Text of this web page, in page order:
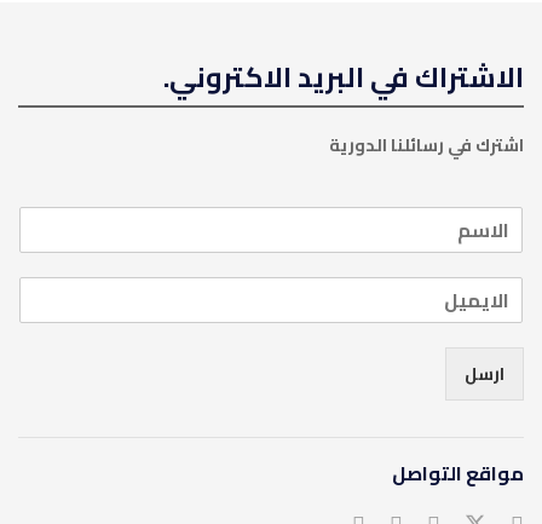
الاشتراك في البريد الاكتروني.
اشترك في رسائلنا الدورية
ارسل
مواقع التواصل